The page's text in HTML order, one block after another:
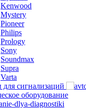
Kenwood
Mystery
Pioneer
Philips
Prology
Sony
Soundmax
Supra
Varta
для сигнализаций
оборудование